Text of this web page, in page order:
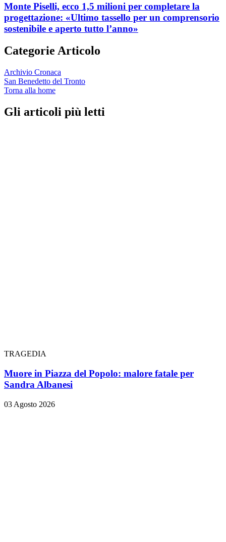
Monte Piselli, ecco 1,5 milioni per completare la
progettazione: «Ultimo tassello per un comprensorio
sostenibile e aperto tutto l’anno»
Categorie Articolo
Archivio Cronaca
San Benedetto del Tronto
Torna alla home
Gli articoli più letti
TRAGEDIA
Muore in Piazza del Popolo: malore fatale per
Sandra Albanesi
03 Agosto 2026